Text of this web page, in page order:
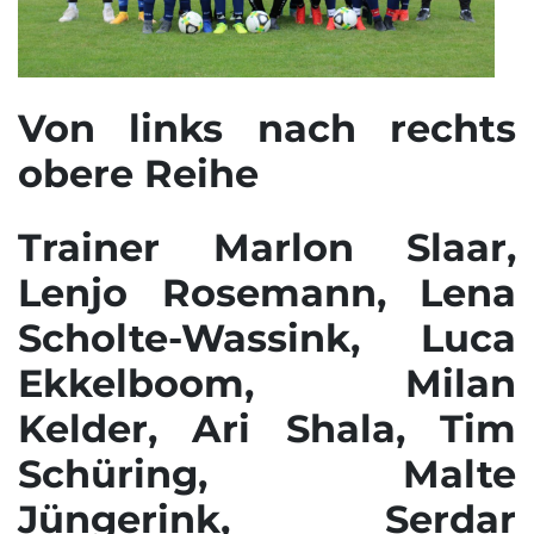
Von links nach rechts
obere Reihe
Trainer Marlon Slaar,
Lenjo Rosemann, Lena
Scholte-Wassink, Luca
Ekkelboom, Milan
Kelder, Ari Shala, Tim
Schüring, Malte
Jüngerink, Serdar